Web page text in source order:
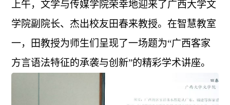
上午，文学与传媒学院荣幸地迎来了广西大学文
学院副院长、杰出校友田春来教授。在智慧教室
一，田教授为师生们呈现了一场题为“广西客家
方言语法特征的承袭与创新”的精彩学术讲座。